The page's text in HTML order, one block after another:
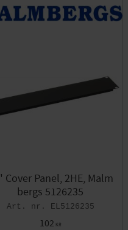
Cover Panel, 2HE, Malm
bergs 5126235
EL5126235
102 KR